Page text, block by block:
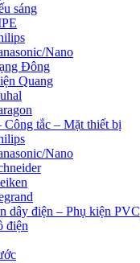
sáng
Nano
Đông
Quang
Công tắc – Mặt thiết bị
Nano
dây điện – Phụ kiện PVC
điện